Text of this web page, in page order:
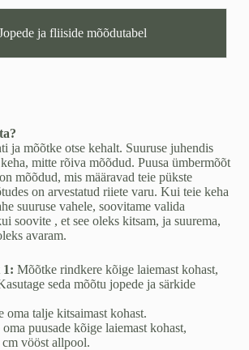
ja fliiside mõõdutabel
ja mõõtke otse kehalt. Suuruse juhendis
mitte rõiva mõõdud. Puusa ümbermõõt
mõõdud, mis määravad teie pükste
on arvestatud riiete varu. Kui teie keha
suuruse vahele, soovitame valida
soovite , et see oleks kitsam, ja suurema,
avaram.
1: Mõõtke rindkere kõige laiemast kohast,
seda mõõtu jopede ja särkide
oma talje kitsaimast kohast.
puusade kõige laiemast kohast,
vööst allpool.